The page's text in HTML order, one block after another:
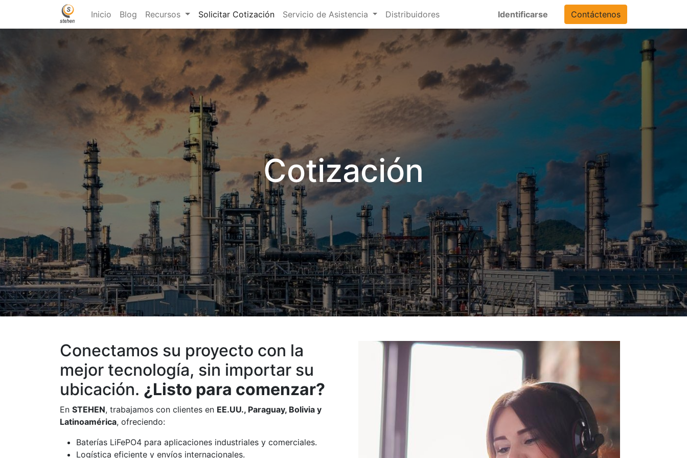
Inicio Blog Recursos Solicitar Cotización Servicio de Asistencia Distribuidores Identificarse Contáctenos
Cotización
Conectamos su proyecto con la
mejor tecnología, sin importar su
ubicación. ¿Listo para comenzar?
En STEHEN, trabajamos con clientes en EE.UU., Paraguay, Bolivia y
Latinoamérica, ofreciendo:
Baterías LiFePO4 para aplicaciones industriales y comerciales.
Logística eficiente y envíos internacionales.